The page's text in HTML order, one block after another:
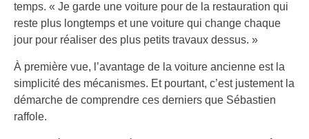
temps. « Je garde une voiture pour de la restauration qui
reste plus longtemps et une voiture qui change chaque
jour pour réaliser des plus petits travaux dessus. »
À première vue, l’avantage de la voiture ancienne est la
simplicité des mécanismes. Et pourtant, c’est justement la
démarche de comprendre ces derniers que Sébastien
raffole.